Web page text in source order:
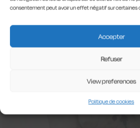
consentement peut avoir un effet négatif sur certaines
Accepter
Refuser
View preferences
Politique de cookies
TERMINÉ